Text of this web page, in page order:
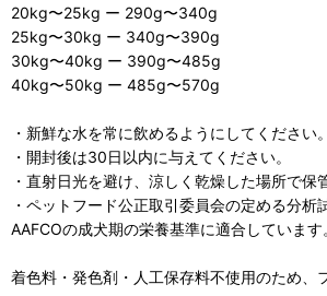
20kg〜25kg ー 290g〜340g
25kg〜30kg ー 340g〜390g
30kg〜40kg ー 390g〜485g
40kg〜50kg ー 485g〜570g
・新鮮な水を常に飲めるようにしてください。
・開封後は30日以内に与えてください。
・直射日光を避け、涼しく乾燥した場所で保
・ペットフード公正取引委員会の定める分析
AAFCOの成犬期の栄養基準に適合しています
着色料・発色剤・人工保存料不使用のため、